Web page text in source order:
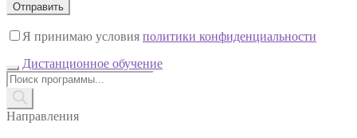
Я принимаю условия политики конфиденциальности
Дистанционное обучение
Поиск
товаров
Направления